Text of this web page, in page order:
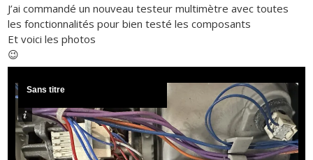
J’ai commandé un nouveau testeur multimètre avec toutes
les fonctionnalités pour bien testé les composants
Et voici les photos
😉
Sans titre